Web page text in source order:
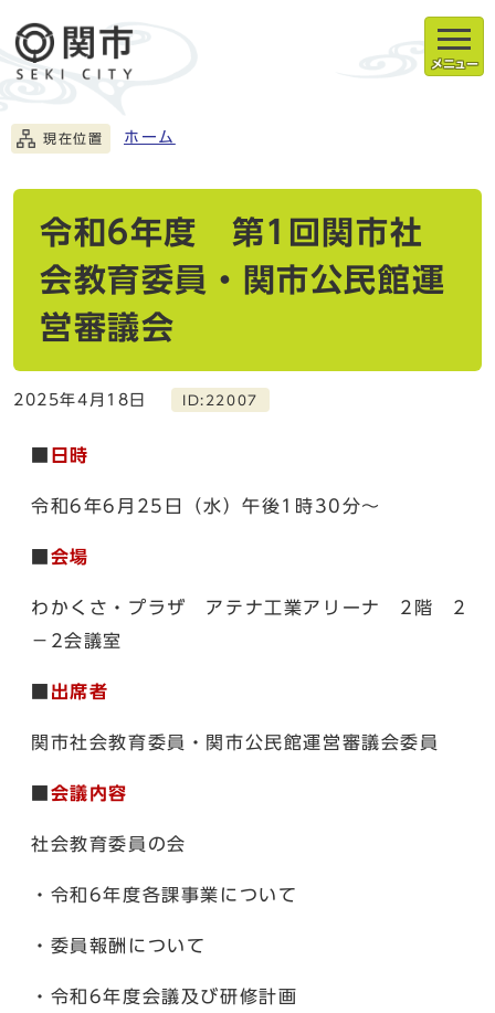
メニュー
現在位置 ホーム
令和6年度 第1回関市社
会教育委員・関市公民館運
営審議会
2025年4月18日 ID:22007
日時
令和6年6月25日（水）午後1時30分～
会場
わかくさ・プラザ アテナ工業アリーナ 2階 2
－2会議室
出席者
関市社会教育委員・関市公民館運営審議会委員
会議内容
社会教育委員の会
・令和6年度各課事業について
・委員報酬について
・令和6年度会議及び研修計画